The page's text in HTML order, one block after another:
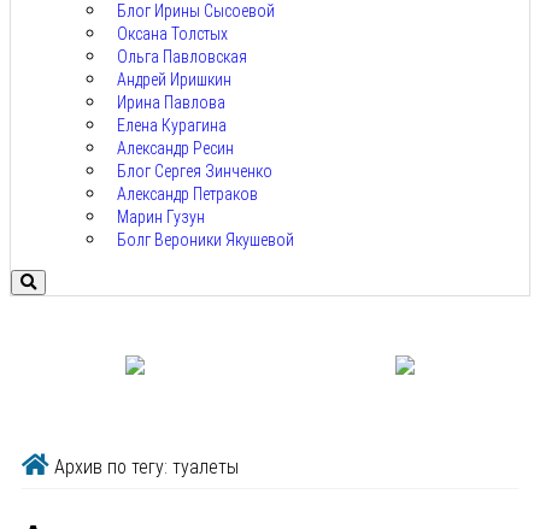
Блог Ирины Сысоевой
Оксана Толстых
Ольга Павловская
Андрей Иришкин
Ирина Павлова
Елена Курагина
Александр Ресин
Блог Сергея Зинченко
Александр Петраков
Марин Гузун
Болг Вероники Якушевой
Архив по тегу: туалеты